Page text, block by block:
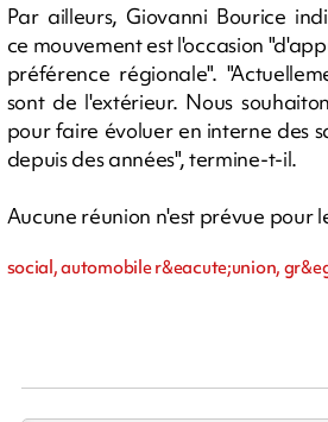
Par ailleurs, Giovanni Bourice
ce mouvement est l'occasion
préférence régionale".
sont de l'extérieur. Nous
pour faire évoluer en interne des
depuis des années", termine-t-il.
Aucune réunion n'est prévue pour
social, automobile r&eacute;union,